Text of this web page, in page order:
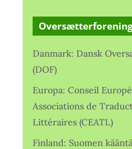
Danmark: Dansk
(DOF)
Europa: Conseil
Associations de
Littéraires (CEATL)
Finland: Suomen